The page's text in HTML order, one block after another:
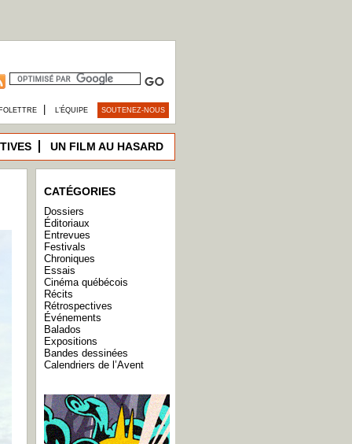
L’ÉQUIPE SOUTENEZ-NOUS
UN FILM AU HASARD
CATÉGORIES
Dossiers
Éditoriaux
Entrevues
Festivals
Chroniques
Essais
Cinéma québécois
Récits
Rétrospectives
Événements
Balados
Expositions
Bandes dessinées
Calendriers de l’Avent